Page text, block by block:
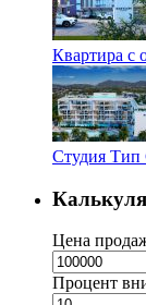
Квартира с
Студия Тип
Цена
Процент